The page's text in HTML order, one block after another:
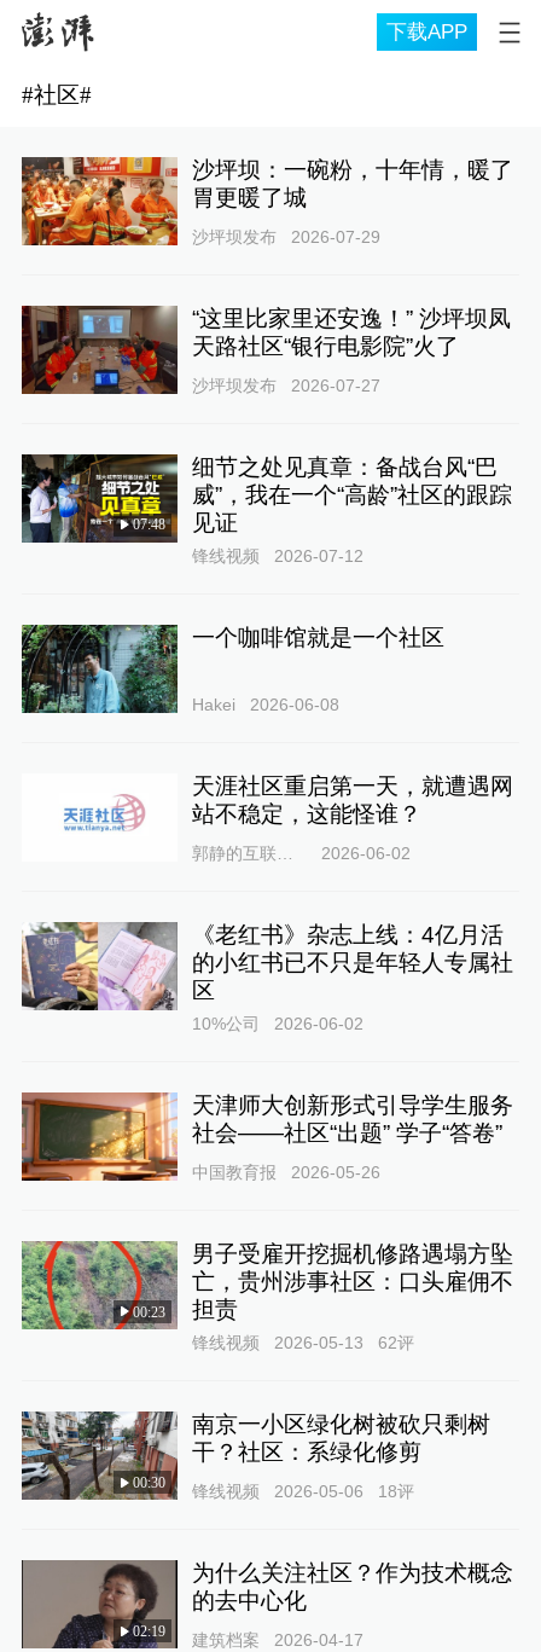
下载APP
#社区#
沙坪坝：一碗粉，十年情，暖了
胃更暖了城
沙坪坝发布 2026-07-29
“这里比家里还安逸！” 沙坪坝凤
天路社区“银行电影院”火了
沙坪坝发布 2026-07-27
07:48
细节之处见真章：备战台风“巴
威”，我在一个“高龄”社区的跟踪
见证
锋线视频 2026-07-12
一个咖啡馆就是一个社区
Hakei 2026-06-08
天涯社区重启第一天，就遭遇网
站不稳定，这能怪谁？
2026-06-02
《老红书》杂志上线：4亿月活
的小红书已不只是年轻人专属社
区
10%公司 2026-06-02
天津师大创新形式引导学生服务
社会——社区“出题” 学子“答卷”
中国教育报 2026-05-26
00:23
男子受雇开挖掘机修路遇塌方坠
亡，贵州涉事社区：口头雇佣不
担责
锋线视频 2026-05-13 62评
00:30
南京一小区绿化树被砍只剩树
干？社区：系绿化修剪
锋线视频 2026-05-06 18评
02:19
为什么关注社区？作为技术概念
的去中心化
建筑档案 2026-04-17